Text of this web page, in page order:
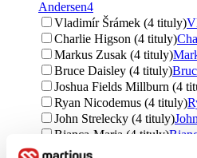
Andersen4
Vladimír Šrámek (4 tituly)
Charlie Higson (4 tituly)
Markus Zusak (4 tituly)
Bruce Daisley (4 tituly)
Joshua Fields Millburn (4
Ryan Nicodemus (4 tituly)
John Strelecky (4 tituly)
Bianca-Maria (4 tituly)
Barbara Cartland (3 tituly)